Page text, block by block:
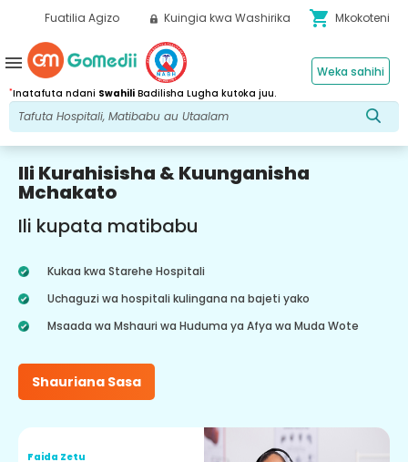
Fuatilia Agizo Kuingia kwa Washirika shopping_cart Mkokoteni
*Inatafuta ndani Swahili Badilisha Lugha kutoka juu.
Weka sahihi
menu
Ili Kurahisisha & Kuunganisha
Mchakato
Ili kupata matibabu
Kukaa kwa Starehe Hospitali
Uchaguzi wa hospitali kulingana na bajeti yako
Msaada wa Mshauri wa Huduma ya Afya wa Muda Wote
Shauriana Sasa
Faida Zetu